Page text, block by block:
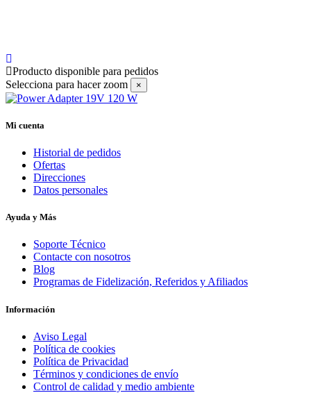
Producto disponible para pedidos
Selecciona para hacer zoom
×
Mi cuenta
Historial de pedidos
Ofertas
Direcciones
Datos personales
Ayuda y Más
Soporte Técnico
Contacte con nosotros
Blog
Programas de Fidelización, Referidos y Afiliados
Información
Aviso Legal
Política de cookies
Política de Privacidad
Términos y condiciones de envío
Control de calidad y medio ambiente